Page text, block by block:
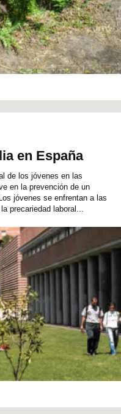
en España
de los jóvenes en las
en la prevención de un
jóvenes se enfrentan a las
precariedad laboral...